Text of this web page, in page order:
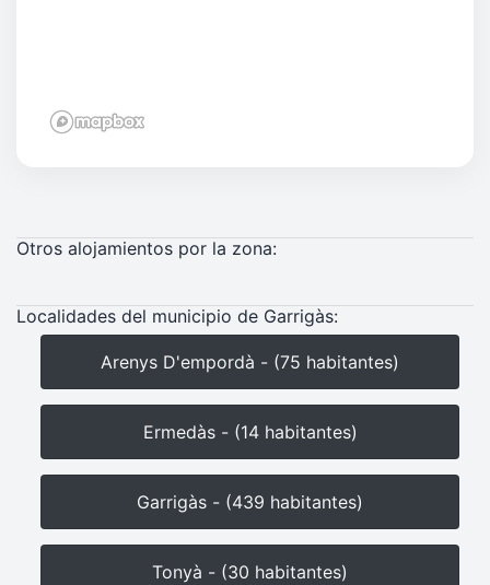
Otros alojamientos por la zona:
Localidades del municipio de Garrigàs:
Arenys D'empordà - (75 habitantes)
Ermedàs - (14 habitantes)
Garrigàs - (439 habitantes)
Tonyà - (30 habitantes)